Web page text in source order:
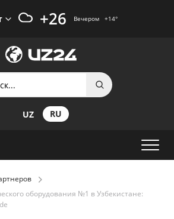
+26 Вечером +14°
UZ RU
оборудования №1 в Узбекистане: